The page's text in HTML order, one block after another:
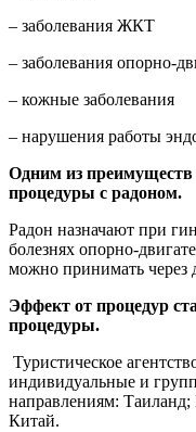
– заболевания ЖКТ
– заболевания опорно-
– кожные заболевания
– нарушения работы
Одним из преимуществ
процедуры с радоном.
Радон назначают при
болезнях опорно-
можно принимать через
Эффект от процедур
процедуры.
Туристическое
индивидуальные и
направлениям:
Китай.